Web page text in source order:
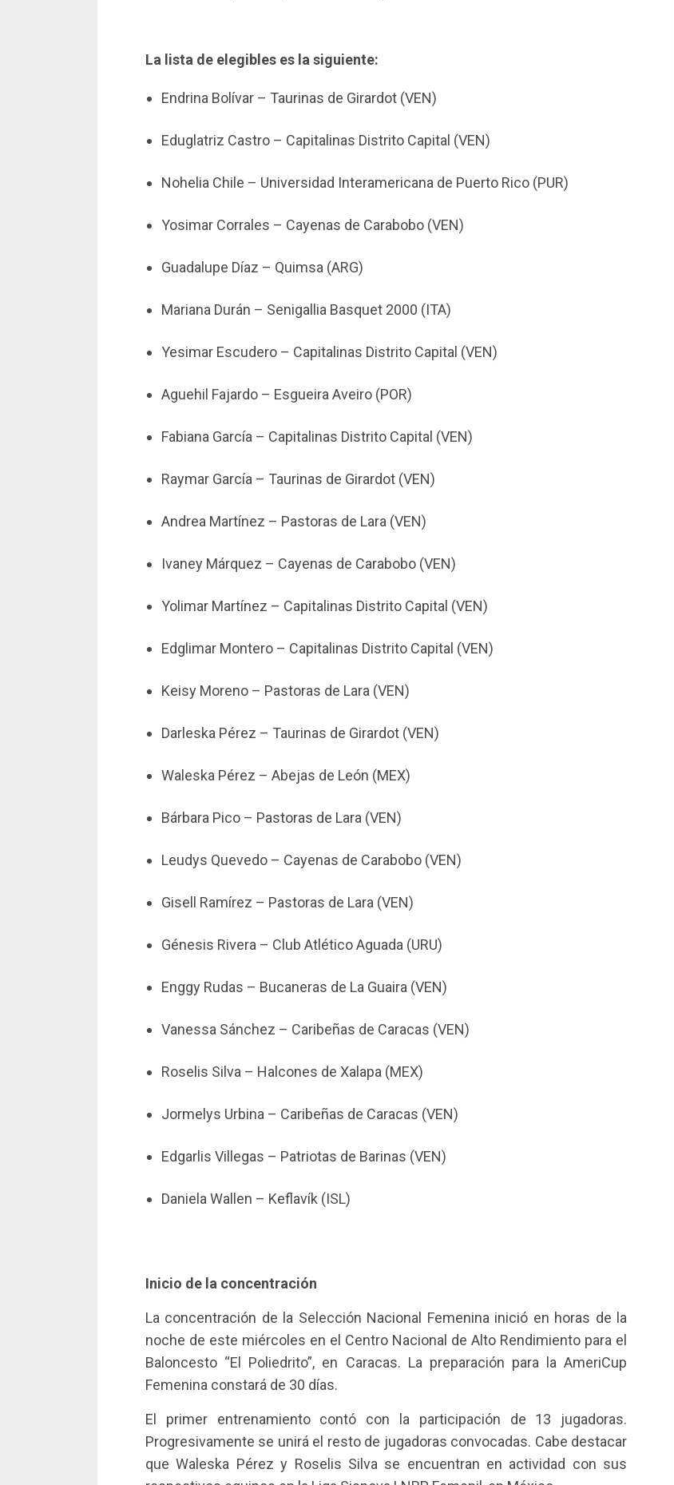
La lista de elegibles es la siguiente:
Endrina Bolívar – Taurinas de Girardot (VEN)
Eduglatriz Castro – Capitalinas Distrito Capital (VEN)
Nohelia Chile – Universidad Interamericana de Puerto Rico (PUR)
Yosimar Corrales – Cayenas de Carabobo (VEN)
Guadalupe Díaz – Quimsa (ARG)
Mariana Durán – Senigallia Basquet 2000 (ITA)
Yesimar Escudero – Capitalinas Distrito Capital (VEN)
Aguehil Fajardo – Esgueira Aveiro (POR)
Fabiana García – Capitalinas Distrito Capital (VEN)
Raymar García – Taurinas de Girardot (VEN)
Andrea Martínez – Pastoras de Lara (VEN)
Ivaney Márquez – Cayenas de Carabobo (VEN)
Yolimar Martínez – Capitalinas Distrito Capital (VEN)
Edglimar Montero – Capitalinas Distrito Capital (VEN)
Keisy Moreno – Pastoras de Lara (VEN)
Darleska Pérez – Taurinas de Girardot (VEN)
Waleska Pérez – Abejas de León (MEX)
Bárbara Pico – Pastoras de Lara (VEN)
Leudys Quevedo – Cayenas de Carabobo (VEN)
Gisell Ramírez – Pastoras de Lara (VEN)
Génesis Rivera – Club Atlético Aguada (URU)
Enggy Rudas – Bucaneras de La Guaira (VEN)
Vanessa Sánchez – Caribeñas de Caracas (VEN)
Roselis Silva – Halcones de Xalapa (MEX)
Jormelys Urbina – Caribeñas de Caracas (VEN)
Edgarlis Villegas – Patriotas de Barinas (VEN)
Daniela Wallen – Keflavík (ISL)
Inicio de la concentración
La concentración de la Selección Nacional Femenina inició en horas de la
noche de este miércoles en el Centro Nacional de Alto Rendimiento para el
Baloncesto “El Poliedrito”, en Caracas. La preparación para la AmeriCup
Femenina constará de 30 días.
El primer entrenamiento contó con la participación de 13 jugadoras.
Progresivamente se unirá el resto de jugadoras convocadas. Cabe destacar
que Waleska Pérez y Roselis Silva se encuentran en actividad con sus